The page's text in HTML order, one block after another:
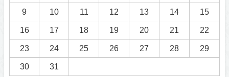
9 10 11 12 13 14 15
16 17 18 19 20 21 22
23 24 25 26 27 28 29
30
31